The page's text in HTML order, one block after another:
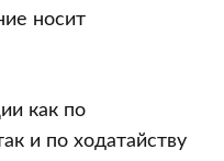
носит
как по
и по ходатайству